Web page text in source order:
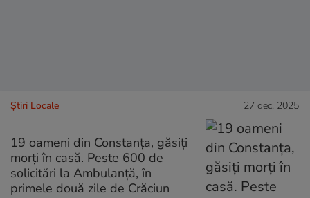
Știri Locale 27 dec. 2025
19 oameni din Constanța, găsiți
morți în casă. Peste 600 de
solicitări la Ambulanță, în
primele două zile de Crăciun